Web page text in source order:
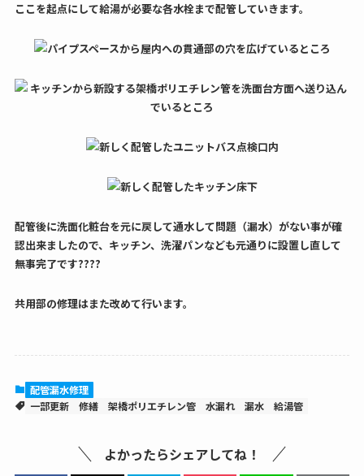
ここを起点にして給湯が必要な各水栓まで配管していきます。
配管後に洗面化粧台を元に戻して通水して問題（漏水）がない事が確
認出来ましたので、キッチン、洗濯パンなども元通りに設置し直して
無事完了です????
共用部の修理はまた改めて行います。
配管漏水修理
一部更新
修繕 架橋ポリエチレン管 水漏れ 漏水 給湯管
よかったらシェアしてね！